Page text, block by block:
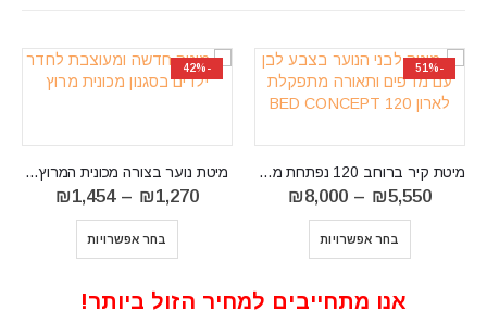
-42%
₪1,270
–
1,454
בחר אפשרויות
-50%